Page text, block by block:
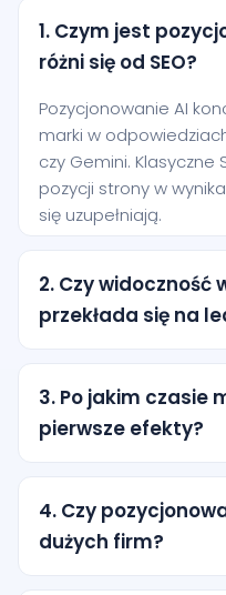
1. Czym jest
różni się od SEO?
Pozycjonowanie AI
marki w
czy Gemini. Klasyczne
pozycji strony w
się uzupełniają.
2. Czy widoczność
przekłada się na
Tak, szczególnie przy
intencji. Użytkownik
konkretnej usługi i
dopiero przegląda
3. Po jakim czasie
pierwsze efekty?
Pierwsze efekty
tygodniach od
rezultaty wymagają
strukturą i autorytetem
4. Czy
dużych firm?
Nie. Dla lokalnych